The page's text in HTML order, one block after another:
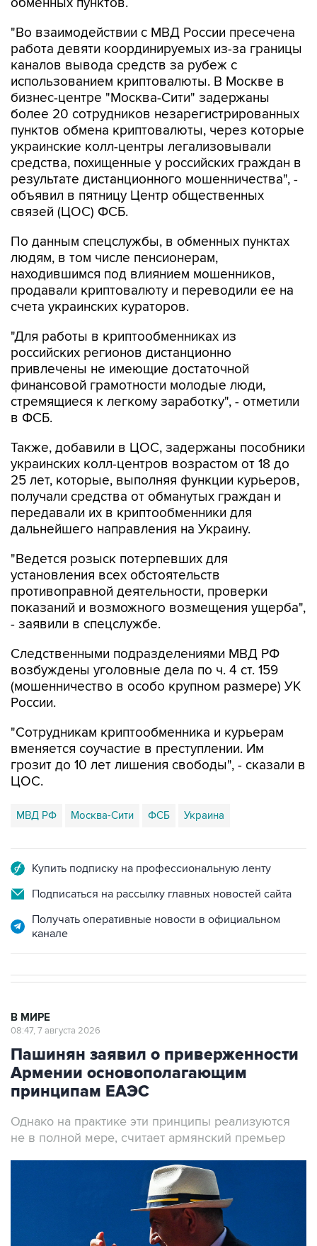
"Во взаимодействии с МВД России пресечена
работа девяти координируемых из-за границы
каналов вывода средств за рубеж с
использованием криптовалюты. В Москве в
бизнес-центре "Москва-Сити" задержаны
более 20 сотрудников незарегистрированных
пунктов обмена криптовалюты, через которые
украинские колл-центры легализовывали
средства, похищенные у российских граждан в
результате дистанционного мошенничества", -
объявил в пятницу Центр общественных
связей (ЦОС) ФСБ.
По данным спецслужбы, в обменных пунктах
людям, в том числе пенсионерам,
находившимся под влиянием мошенников,
продавали криптовалюту и переводили ее на
счета украинских кураторов.
"Для работы в криптообменниках из
российских регионов дистанционно
привлечены не имеющие достаточной
финансовой грамотности молодые люди,
стремящиеся к легкому заработку", - отметили
в ФСБ.
Также, добавили в ЦОС, задержаны пособники
украинских колл-центров возрастом от 18 до
25 лет, которые, выполняя функции курьеров,
получали средства от обманутых граждан и
передавали их в криптообменники для
дальнейшего направления на Украину.
"Ведется розыск потерпевших для
установления всех обстоятельств
противоправной деятельности, проверки
показаний и возможного возмещения ущерба",
- заявили в спецслужбе.
Следственными подразделениями МВД РФ
возбуждены уголовные дела по ч. 4 ст. 159
(мошенничество в особо крупном размере) УК
России.
"Сотрудникам криптообменника и курьерам
вменяется соучастие в преступлении. Им
грозит до 10 лет лишения свободы", - сказали в
ЦОС.
МВД РФ Москва-Сити ФСБ Украина
Купить подписку на профессиональную ленту
Подписаться на рассылку главных новостей сайта
Получать оперативные новости в официальном
канале
В МИРЕ
08:47, 7 августа 2026
Пашинян заявил о приверженности
Армении основополагающим
принципам ЕАЭС
Однако на практике эти принципы реализуются
не в полной мере, считает армянский премьер